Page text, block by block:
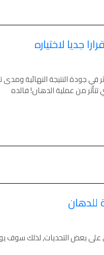
جديا لاختياره
جودة النتيجة النهائية
تتأثر من عملية الدهان! فالده
للدهان
بعض التحديات, لذلك سوف